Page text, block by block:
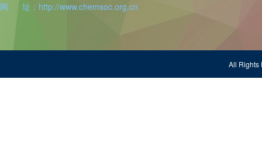
网 址：http://www.chemsoc.org.cn
All Rights